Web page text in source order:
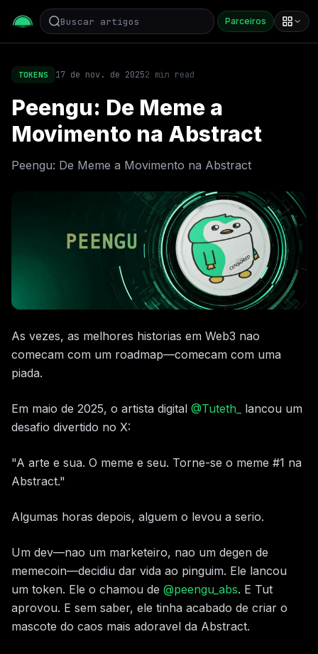
Parceiros
TOKENS 17 de nov. de 20252 min read
Peengu: De Meme a
Movimento na Abstract
Peengu: De Meme a Movimento na Abstract
As vezes, as melhores historias em Web3 nao
comecam com um roadmap—comecam com uma
piada.
Em maio de 2025, o artista digital @Tuteth_
lancou um
desafio divertido no X:
"A arte e sua. O meme e seu. Torne-se o meme #1 na
Abstract."
Algumas horas depois, alguem o levou a serio.
Um dev—nao um marketeiro, nao um degen de
memecoin—decidiu dar vida ao pinguim. Ele lancou
um token. Ele o chamou de @peengu_abs. E Tut
aprovou. E sem saber, ele tinha acabado de criar o
mascote do caos mais adoravel da Abstract.